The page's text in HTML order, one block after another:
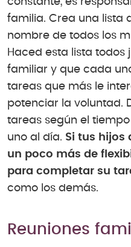
familia. Crea una lista
nombre de todos los
Haced esta lista todos
familiar y que cada
tareas que más le
potenciar la voluntad.
tareas según el
uno al día. Si tus hijos
un poco más de
para completar su
como los demás.
Reuniones